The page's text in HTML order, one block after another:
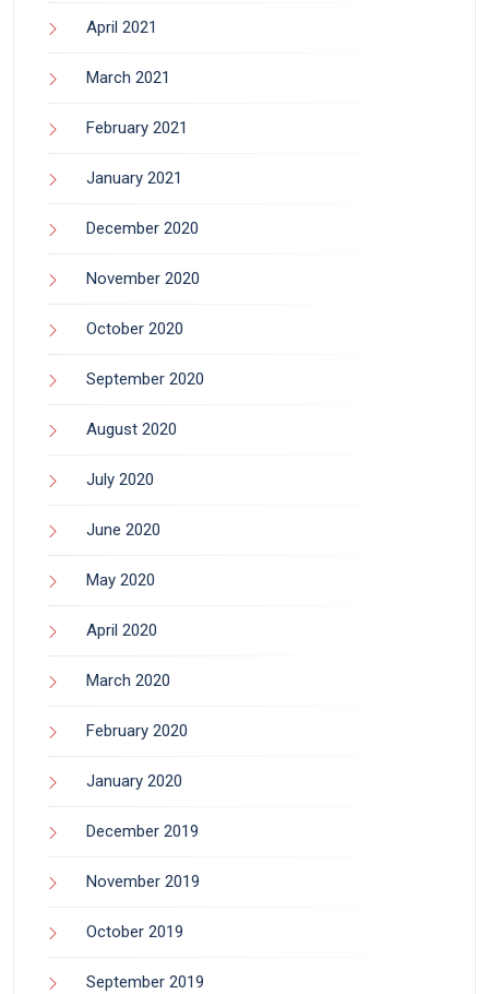
April 2021
March 2021
February 2021
January 2021
December 2020
November 2020
October 2020
September 2020
August 2020
July 2020
June 2020
May 2020
April 2020
March 2020
February 2020
January 2020
December 2019
November 2019
October 2019
September 2019